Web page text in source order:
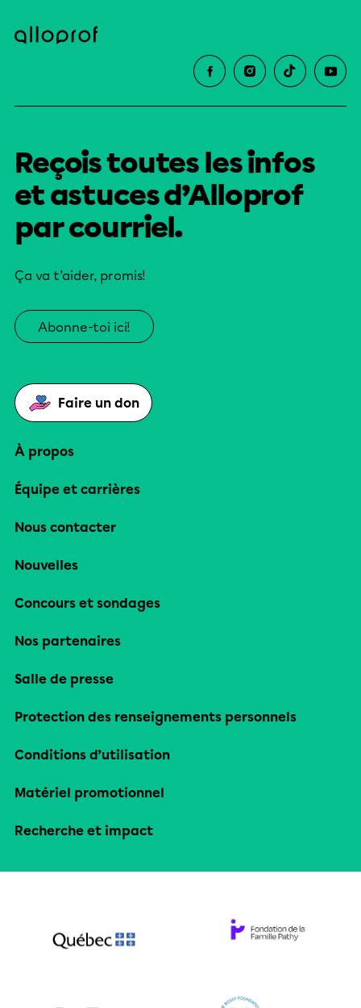
Reçois toutes les infos
et astuces d’Alloprof
par courriel.
Ça va t’aider, promis!
Abonne-toi ici!
Faire un don
À propos
Équipe et carrières
Nous contacter
Nouvelles
Concours et sondages
Nos partenaires
Salle de presse
Protection des renseignements personnels
Conditions d’utilisation
Matériel promotionnel
Recherche et impact